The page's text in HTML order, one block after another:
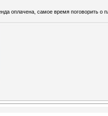
оплачена, самое время поговорить